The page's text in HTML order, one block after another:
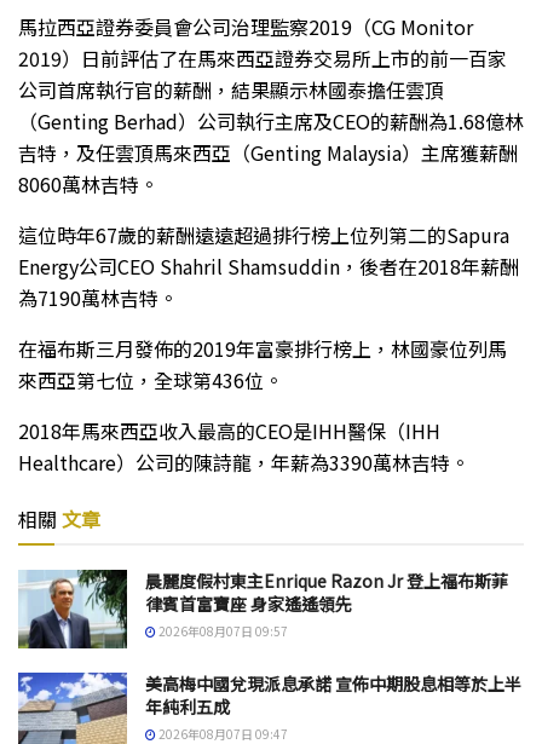
馬拉西亞證券委員會公司治理監察2019（CG Monitor
2019）日前評估了在馬來西亞證券交易所上市的前一百家
公司首席執行官的薪酬，結果顯示林國泰擔任雲頂
（Genting Berhad）公司執行主席及CEO的薪酬為1.68億林
吉特，及任雲頂馬來西亞（Genting Malaysia）主席獲薪酬
8060萬林吉特。
這位時年67歲的薪酬遠遠超過排行榜上位列第二的Sapura
Energy公司CEO Shahril Shamsuddin，後者在2018年薪酬
為7190萬林吉特。
在福布斯三月發佈的2019年富豪排行榜上，林國豪位列馬
來西亞第七位，全球第436位。
2018年馬來西亞收入最高的CEO是IHH醫保（IHH
Healthcare）公司的陳詩龍，年薪為3390萬林吉特。
相關 文章
晨麗度假村東主Enrique Razon Jr 登上福布斯菲
律賓首富寶座 身家遙遙領先
2026年08月07日 09:57
美高梅中國兌現派息承諾 宣佈中期股息相等於上半
年純利五成
2026年08月07日 09:47